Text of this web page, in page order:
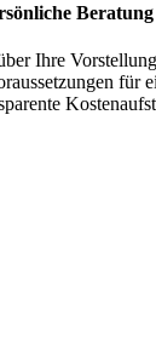
Beratung
Ihre
für